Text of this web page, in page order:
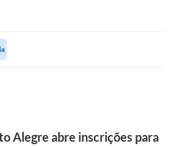
Alegre abre inscrições para